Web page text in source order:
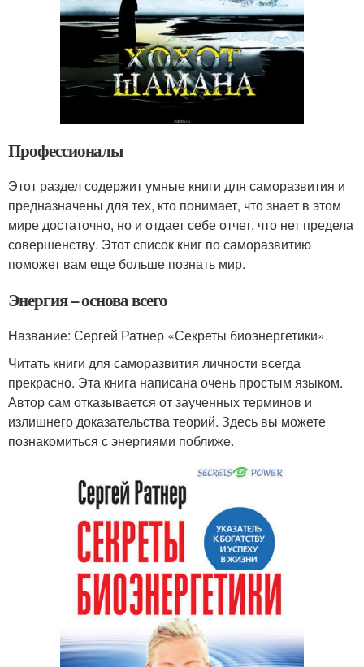
Профессионалы
Этот раздел содержит умные книги для саморазвития и
предназначены для тех, кто понимает, что знает в этом
мире достаточно, но и отдает себе отчет, что нет предела
совершенству. Этот список книг по саморазвитию
поможет вам еще больше познать мир.
Энергия – основа всего
Название: Сергей Ратнер «Секреты биоэнергетики».
Читать книги для саморазвития личности всегда
прекрасно. Эта книга написана очень простым языком.
Автор сам отказывается от заученных терминов и
излишнего доказательства теорий. Здесь вы можете
познакомиться с энергиями поближе.